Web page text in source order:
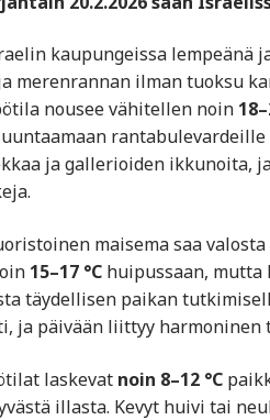
kaupungeissa lempeänä
merenrannan ilman tuoksu
nousee vähitellen noin
ja gallerioiden
maisema saa
15–17 °Chuipussaan, mutta
täydellisen paikan
ja päivään liittyy
laskevat noin 8–12 °C
illasta. Kevyt huivi tai